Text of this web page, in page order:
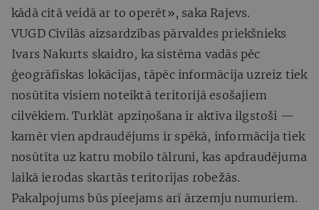
kādā citā veidā ar to operēt», saka Rajevs.
VUGD Civilās aizsardzības pārvaldes priekšnieks
Ivars Nakurts skaidro, ka sistēma vadās pēc
ģeogrāfiskas lokācijas, tāpēc informācija uzreiz tiek
nosūtīta visiem noteiktā teritorijā esošajiem
cilvēkiem. Turklāt apziņošana ir aktīva ilgstoši —
kamēr vien apdraudējums ir spēkā, informācija tiek
nosūtīta uz katru mobilo tālruni, kas apdraudējuma
laikā ierodas skartās teritorijas robežās.
Pakalpojums būs pieejams arī ārzemju numuriem.